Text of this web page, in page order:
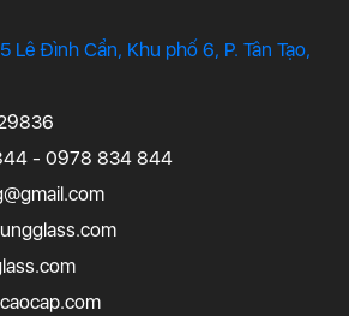
Lê Đình Cẩn, Khu phố 6, P. Tân Tạo,
- 0978 834 844